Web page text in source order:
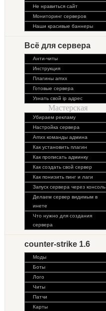
Не нравиться сайт
Мониторинг серверов
Наши красивые баннеры
Всё для сервера
Анти-читы
Инструкция
Плагины amxx
Готовые сервера
Узнать свой ip адрес
Мастерская
Убираем рекламу
Настройка сервера
Amxx команды админа
Как установить плагин
Как прописать админку
Как создать свой сервер
Как понизить пинг и лаги
Запуск сервера через консоль
Делаем сервер видимым в
инете
Что нужно для создания
сервера
counter-strike 1.6
Моды
Боты
Лого
Читы
Патчи
Карты